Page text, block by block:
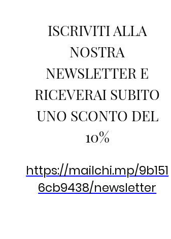
ISCRIVITI ALLA
NOSTRA
NEWSLETTER E
RICEVERAI SUBITO
UNO SCONTO DEL
10%
https://mailchi.mp/9b151
6cb9438/newsletter